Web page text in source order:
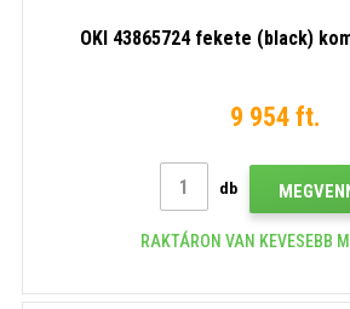
OKI 43865724 fekete (black)
9 954 ft.
db
RAKTÁRON VAN KEVESEBB